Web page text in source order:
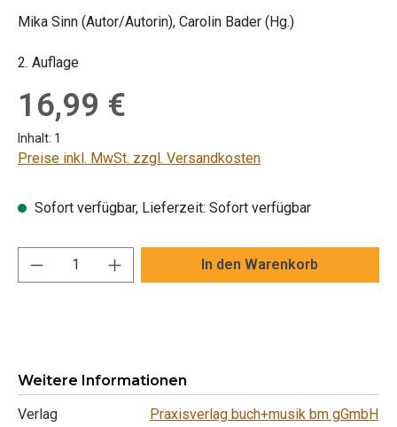
Mika Sinn (Autor/Autorin), Carolin Bader (Hg.)
2. Auflage
Regulärer Preis:
16,99 €
Inhalt: 1
Preise inkl. MwSt. zzgl. Versandkosten
Sofort verfügbar, Lieferzeit: Sofort verfügbar
Produkt Anzahl: Gib den gewünschten
In den Warenkorb
Weitere Informationen
Verlag
Praxisverlag buch+musik bm gGmbH